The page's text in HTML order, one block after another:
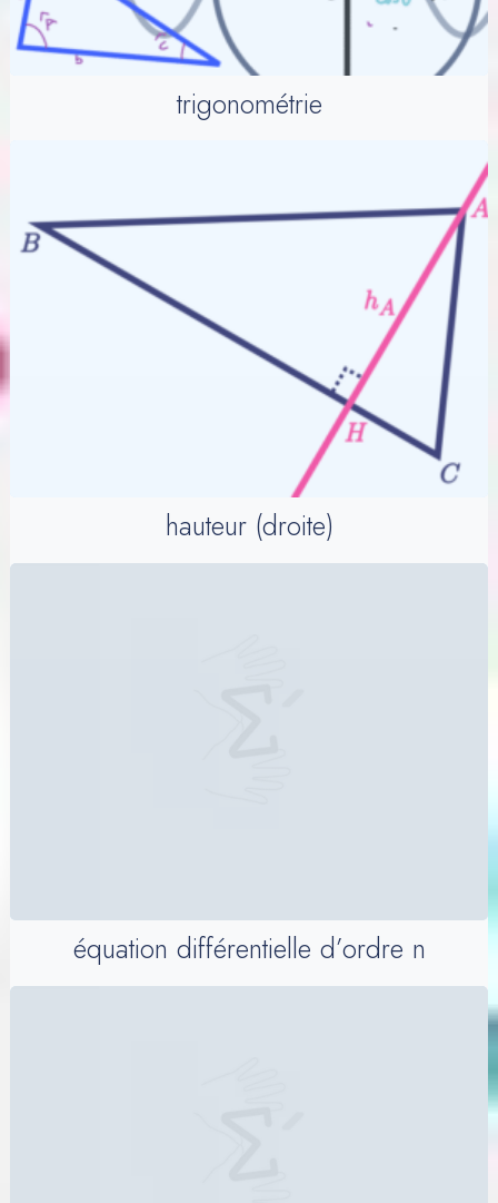
trigonométrie
hauteur (droite)
équation différentielle d’ordre n